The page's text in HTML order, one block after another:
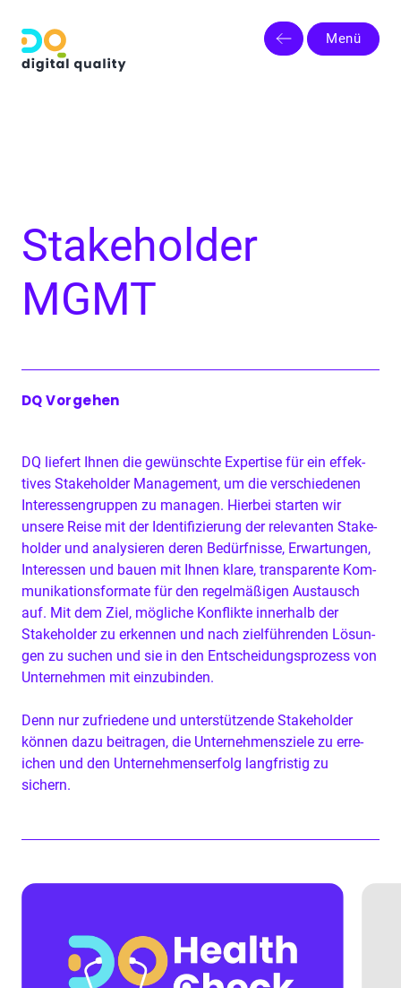
Menü
Stakeholder
MGMT
DQ Vorgehen
DQ liefert Ihnen die gewün­schte Exper­tise für ein effek­
tives Stake­hold­er Man­age­ment, um die ver­schiede­nen
Inter­es­sen­grup­pen zu man­a­gen. Hier­bei starten wir
unsere Reise mit der Iden­ti­fizierung der rel­e­van­ten Stake­
hold­er und analysieren deren Bedürfnisse, Erwartun­gen,
Inter­essen und bauen mit Ihnen klare, trans­par­ente Kom­
mu­nika­tions­for­mate für den regelmäßi­gen Aus­tausch
auf. Mit dem Ziel, mögliche Kon­flik­te inner­halb der
Stake­hold­er zu erken­nen und nach zielführen­den Lösun­
gen zu suchen und sie in den Entschei­dung­sprozess von
Unternehmen mit einzubinden.
Denn nur zufriedene und unter­stützende Stake­hold­er
kön­nen dazu beitra­gen, die Unternehmen­sziele zu erre­
ichen und den Unternehmenser­folg langfristig zu
sichern.